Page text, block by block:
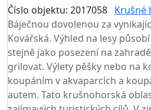
Číslo objektu: 2017058 Krušné
Báječnou dovolenou za
Kovářská. Výhled na lesy
stejně jako posezení na
grilovat. Výlety pěšky nebo na
koupáním v akvaparcích a
autem. Tato krušnohorská